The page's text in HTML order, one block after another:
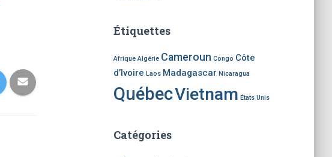
Étiquettes
Afrique Algérie Cameroun Congo Côte
d’Ivoire Laos Madagascar Nicaragua
QuébecVietnam États Unis
Catégories